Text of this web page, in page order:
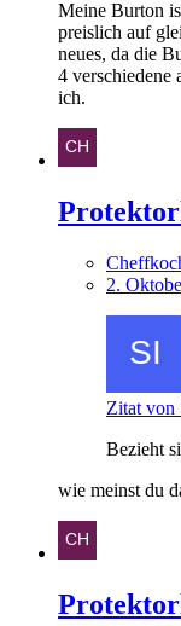
Meine Burton
preislich auf
neues, da die
4 verschiedene
ich.
2.
Zitat von
Bezieht
wie meinst du